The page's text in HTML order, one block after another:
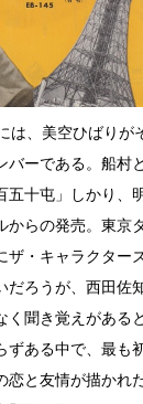
は、美空ひばりが
バーである。船村
五十屯」しかり
からの発売。東京
ザ・キャラクター
だろうが、西田佐
く聞き覚えがある
ずある中で、最も
恋と友情が描かれ